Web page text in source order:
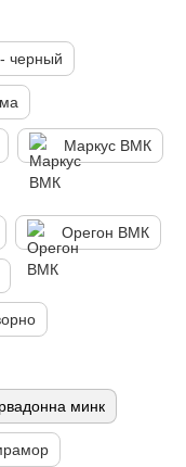
черный
Маркус ВМК
Орегон ВМК
минк